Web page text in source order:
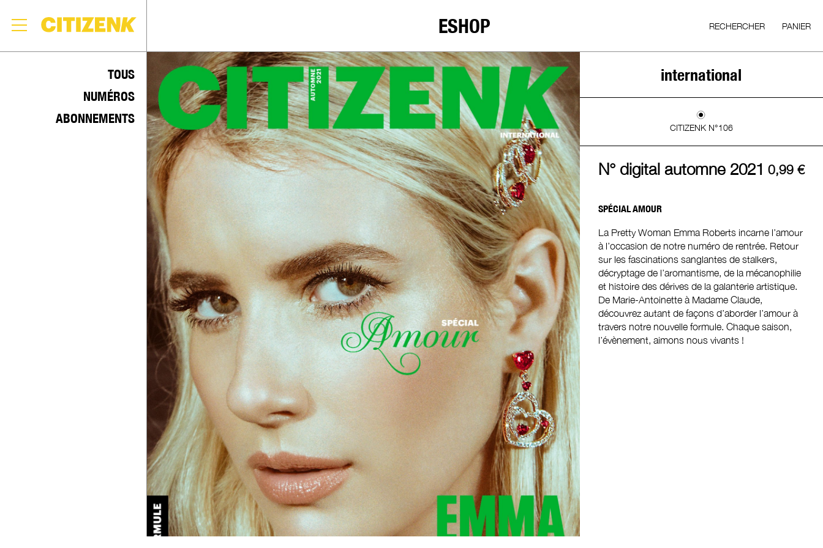
ESHOP RECHERCHER PANIER
TOUS
NUMÉROS
ABONNEMENTS
international
CITIZENK N°106
N° digital automne 2021 0,99 €
SPÉCIAL AMOUR
La Pretty Woman Emma Roberts incarne l’amour
à l’occasion de notre numéro de rentrée. Retour
sur les fascinations sanglantes de stalkers,
décryptage de l’aromantisme, de la mécanophilie
et histoire des dérives de la galanterie artistique.
De Marie-Antoinette à Madame Claude,
découvrez autant de façons d’aborder l’amour à
travers notre nouvelle formule. Chaque saison,
l’évènement, aimons nous vivants !